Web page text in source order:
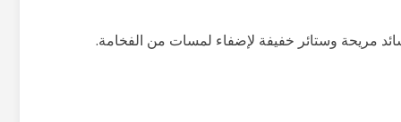
مريحة وستائر خفيفة لإضفاء لمسات من الفخامة.